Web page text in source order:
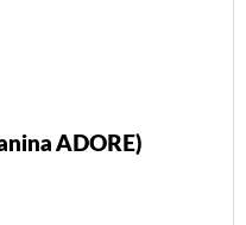
ADORE)